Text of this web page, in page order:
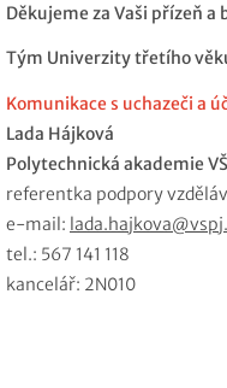
Děkujeme za Vaši přízeň a
Tým Univerzity třetího
Komunikace s uchazeči a
Lada Hájková
Polytechnická akademie
referentka podpory
e-mail:
tel.: 567 141 118
kancelář: 2N010